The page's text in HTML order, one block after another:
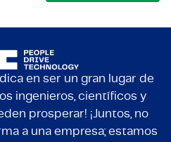
en ser un gran lugar de
ingenieros, científicos y
prosperar! ¡Juntos, no
a una empresa; estamos